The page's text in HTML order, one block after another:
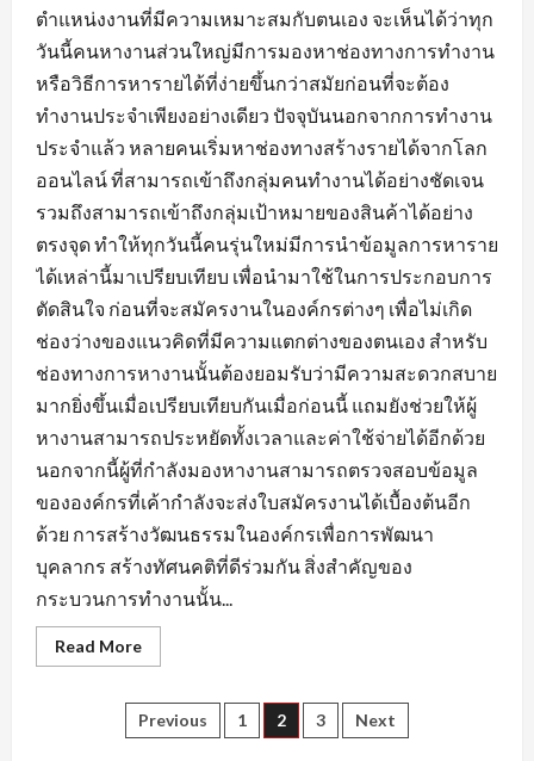
ตำแหน่งงานที่มีความเหมาะสมกับตนเอง จะเห็นได้ว่าทุก
วันนี้คนหางานส่วนใหญ่มีการมองหาช่องทางการทำงาน
หรือวิธีการหารายได้ที่ง่ายขึ้นกว่าสมัยก่อนที่จะต้อง
ทำงานประจำเพียงอย่างเดียว ปัจจุบันนอกจากการทำงาน
ประจำแล้ว หลายคนเริ่มหาช่องทางสร้างรายได้จากโลก
ออนไลน์ ที่สามารถเข้าถึงกลุ่มคนทำงานได้อย่างชัดเจน
รวมถึงสามารถเข้าถึงกลุ่มเป้าหมายของสินค้าได้อย่าง
ตรงจุด ทำให้ทุกวันนี้คนรุ่นใหม่มีการนำข้อมูลการหาราย
ได้เหล่านี้มาเปรียบเทียบ เพื่อนำมาใช้ในการประกอบการ
ตัดสินใจ ก่อนที่จะสมัครงานในองค์กรต่างๆ เพื่อไม่เกิด
ช่องว่างของแนวคิดที่มีความแตกต่างของตนเอง สำหรับ
ช่องทางการหางานนั้นต้องยอมรับว่ามีความสะดวกสบาย
มากยิ่งขึ้นเมื่อเปรียบเทียบกันเมื่อก่อนนี้ แถมยังช่วยให้ผู้
หางานสามารถประหยัดทั้งเวลาและค่าใช้จ่ายได้อีกด้วย
นอกจากนี้ผู้ที่กำลังมองหางานสามารถตรวจสอบข้อมูล
ขององค์กรที่เค้ากำลังจะส่งใบสมัครงานได้เบื้องต้นอีก
ด้วย การสร้างวัฒนธรรมในองค์กรเพื่อการพัฒนา
บุคลากร สร้างทัศนคติที่ดีร่วมกัน สิ่งสำคัญของ
กระบวนการทำงานนั้น...
Read MoreRead
more
ที่
ใช้
แสดง
Posts
Previous 1 2 3 Next